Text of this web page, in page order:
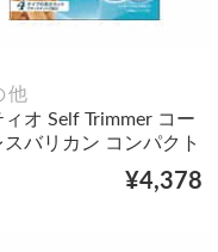
他
ィオ Self Trimmer コー
スバリカン コンパクト
¥4,378